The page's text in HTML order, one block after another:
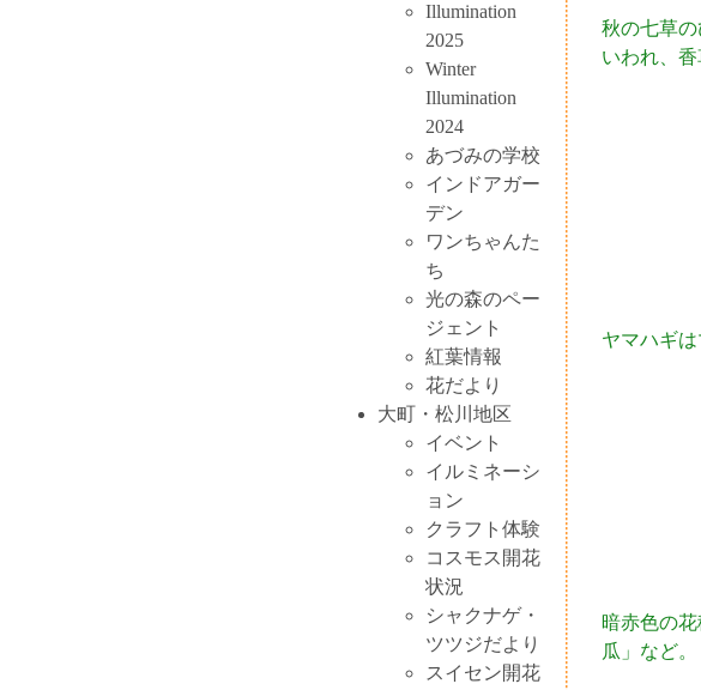
Illumination
2025
Winter
Illumination
2024
あづみの学校
インドアガー
デン
ワンちゃんた
ち
光の森のペー
ジェント
紅葉情報
花だより
大町・松川地区
イベント
イルミネーシ
ョン
クラフト体験
コスモス開花
状況
シャクナゲ・
ツツジだより
スイセン開花
秋の七草
いわれ、香
ヤマハギ
暗赤色の
瓜」など。